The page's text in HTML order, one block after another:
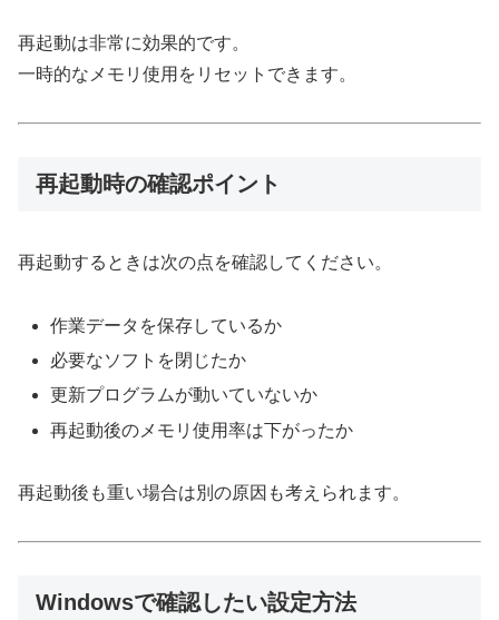
再起動は非常に効果的です。
一時的なメモリ使用をリセットできます。
再起動時の確認ポイント
再起動するときは次の点を確認してください。
作業データを保存しているか
必要なソフトを閉じたか
更新プログラムが動いていないか
再起動後のメモリ使用率は下がったか
再起動後も重い場合は別の原因も考えられます。
Windowsで確認したい設定方法